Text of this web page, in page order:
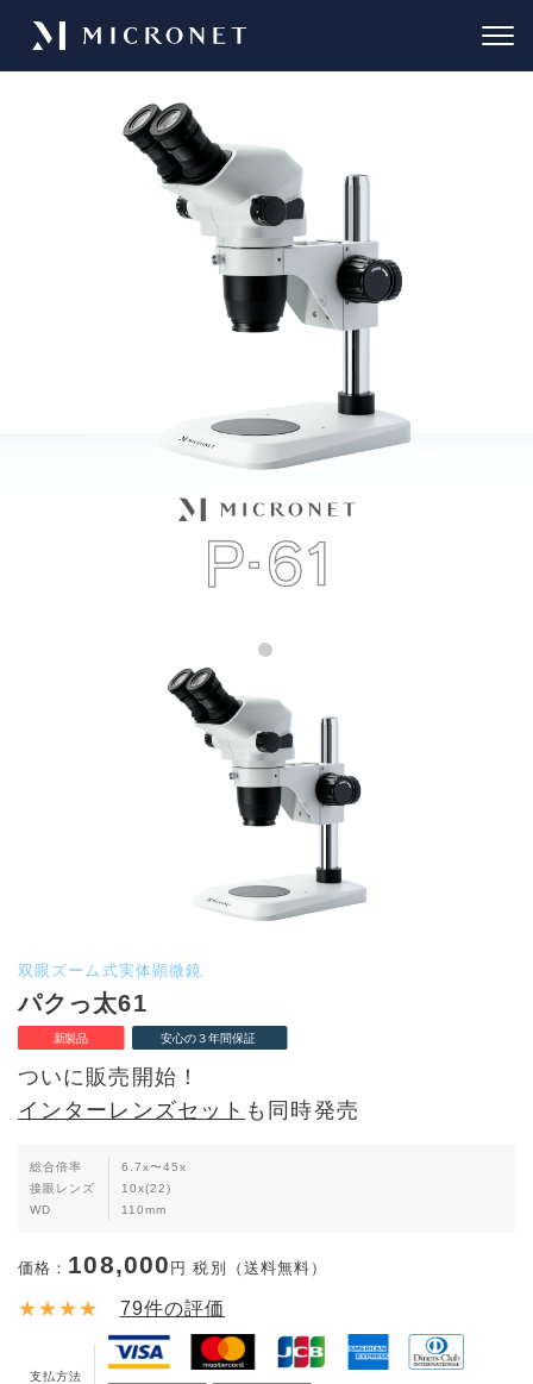
双眼ズーム式実体顕微鏡
パクっ太61
ついに販売開始！
インターレンズセット も同時発売
総合倍率
接眼レンズ
WD
6.7x〜45x
10x(22)
110mm
価格： 108,000 円 税別（送料無料）
★★★★ 79件の評価
支払方法